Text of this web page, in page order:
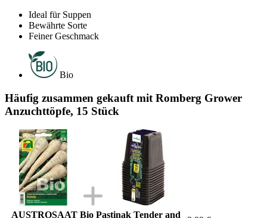
Ideal für Suppen
Bewährte Sorte
Feiner Geschmack
Bio
Häufig zusammen gekauft mit Romberg Grower
Anzuchttöpfe, 15 Stück
AUSTROSAAT Bio Pastinak Tender and